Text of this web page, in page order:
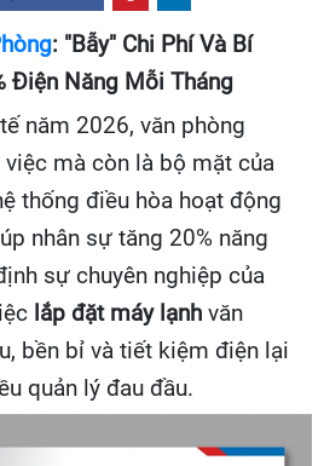
: "Bẫy" Chi Phí Và Bí
Điện Năng Mỗi Tháng
năm 2026, văn phòng
mà còn là bộ mặt của
thống điều hòa hoạt động
nhân sự tăng 20% năng
sự chuyên nghiệp của
lắp đặt máy lạnh văn
bền bỉ và tiết kiệm điện lại
quản lý đau đầu.